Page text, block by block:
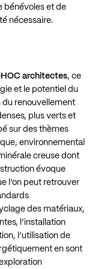
bénévoles et de
nécessaire.
architectes, ce
et le potentiel du
du renouvellement
plus verts et
sur des thèmes
environnemental
creuse dont
évoque
l’on peut retrouver
des matériaux,
l’installation
l’utilisation de
en sont